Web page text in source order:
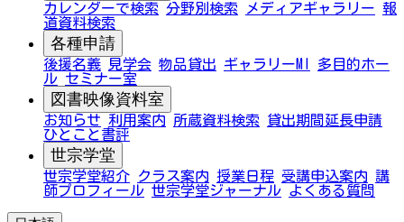
カレンダーで検索 分野別検索 メディアギャラリー 報
道資料検索
各種申請
後援名義 見学会 物品貸出 ギャラリーMI
多目的ホー
ル セミナー室
図書映像資料室
お知らせ 利用案内 所蔵資料検索
貸出期間延長申請
ひとこと書評
世宗学堂
世宗学堂紹介 クラス案内 授業日程 受講申込案内 講
師プロフィール 世宗学堂ジャーナル よくある質問